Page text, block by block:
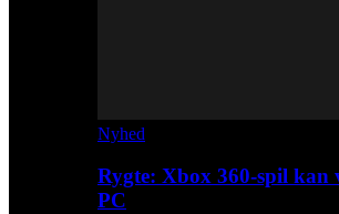
Nyhed
Rygte: Xbox 360-spil
PC